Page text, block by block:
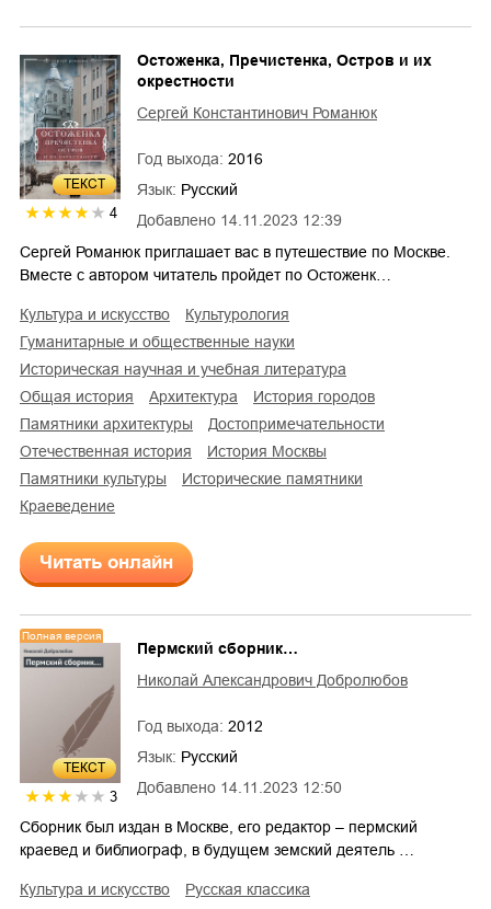
ТЕКСТ
4 Добавлено 14.11.2023 12:39
Остоженка, Пречистенка, Остров и их
окрестности
Сергей Константинович Романюк
Год выхода: 2016
Язык: Русский
Сергей Романюк приглашает вас в путешествие по Москве.
Вместе с автором читатель пройдет по Остоженк…
культура и искусство
культурология
гуманитарные и общественные науки
историческая научная и учебная литература
общая история
архитектура
история городов
памятники архитектуры
достопримечательности
отечественная история
история Москвы
памятники культуры
исторические памятники
краеведение
Читать онлайн
ТЕКСТ
Полная версия
3
Добавлено 14.11.2023 12:50
Пермский сборник…
Николай Александрович Добролюбов
Год выхода: 2012
Язык: Русский
Сборник был издан в Москве, его редактор – пермский
краевед и библиограф, в будущем земский деятель …
культура и искусство
русская классика